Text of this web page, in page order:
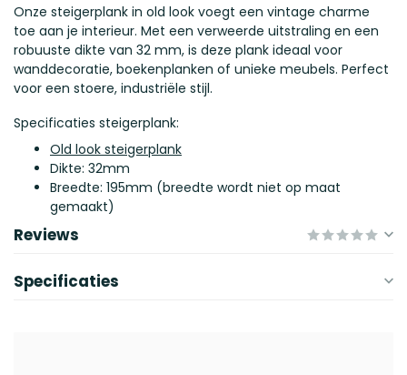
Onze steigerplank in old look voegt een vintage charme
toe aan je interieur. Met een verweerde uitstraling en een
robuuste dikte van 32 mm, is deze plank ideaal voor
wanddecoratie, boekenplanken of unieke meubels. Perfect
voor een stoere, industriële stijl.
Specificaties steigerplank:
Old look steigerplank
Dikte: 32mm
Breedte: 195mm (breedte wordt niet op maat
gemaakt)
Reviews
Specificaties